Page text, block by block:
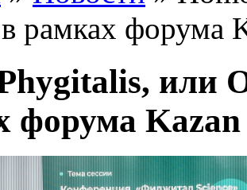
рамках форума
или
форума